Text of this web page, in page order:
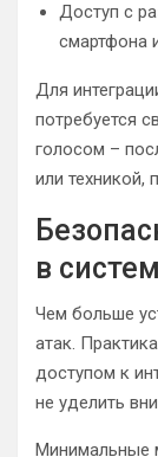
Доступ с
смартфона
Для
потребуется
голосом –
или техникой,
в
Чем больше
атак.
доступом к
не уделить
Минимальные